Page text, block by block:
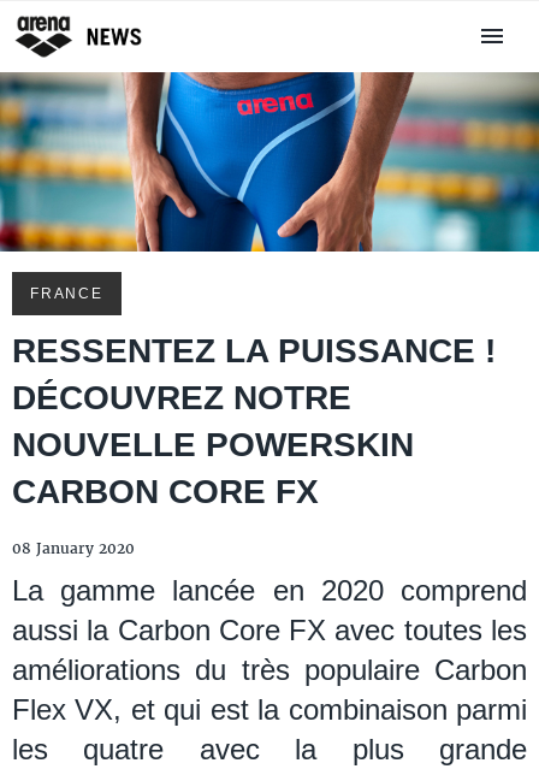
FRANCE
RESSENTEZ LA PUISSANCE !
DÉCOUVREZ NOTRE
NOUVELLE POWERSKIN
CARBON CORE FX
08 January 2020
La gamme lancée en 2020 comprend
aussi la Carbon Core FX avec toutes les
améliorations du très populaire Carbon
Flex VX, et qui est la combinaison parmi
les quatre avec la plus grande